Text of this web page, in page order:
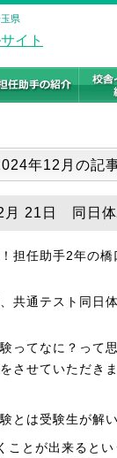
県
年12月の記
月 21日 同日体
担任助手2年の橋
共通テスト同日
ってなに？って
させていただき
とは受験生が解
ことが出来ると